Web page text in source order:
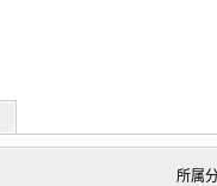
所属